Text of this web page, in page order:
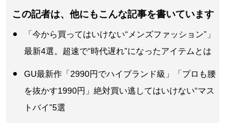
この記者は、他にもこんな記事を書いています
「今から買ってはいけない“メンズファッション”」
最新4選。超速で“時代遅れ”になったアイテムとは
GU最新作「2990円でハイブランド級」「プロも腰
を抜かす1990円」絶対買い逃してはいけない“マス
トバイ”5選